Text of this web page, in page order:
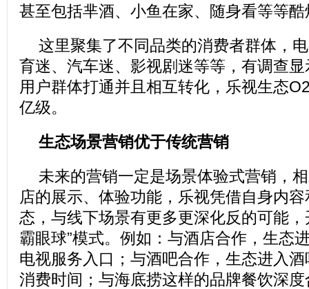
甚至包括芈酒、小鱼在家、随身看等等
这里聚集了不同品类的消费者群体，
育迷、汽车迷、影视剧迷等等，有调查
用户群体打通并且相互转化，乐视生态
亿级。
生态场景营销优于传统营销
未来的营销一定是场景体验式营销，
店的展示、体验功能，乐视凭借自身内
态，与线下场景有更多更深化反的可能
霸眼球”模式。例如：与酒店合作，生态
电视服务入口；与酒吧合作，生态进入
消费时间；与海底捞这样的品牌餐饮深